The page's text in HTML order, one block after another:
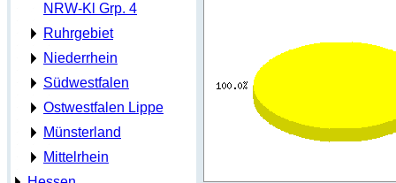
NRW-Kl Grp. 4
Ruhrgebiet
Niederrhein
Südwestfalen
Ostwestfalen Lippe
Münsterland
Mittelrhein